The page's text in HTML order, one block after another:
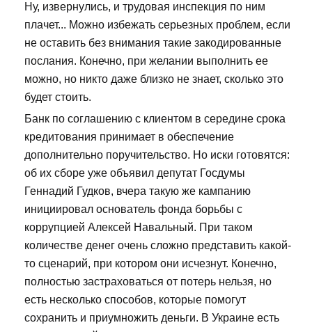
Ну, извернулись, и трудовая инспекция по ним
плачет... Можно избежать серьезных проблем, если
не оставить без внимания такие закодированные
послания. Конечно, при желании выполнить ее
можно, но никто даже близко не знает, сколько это
будет стоить.
Банк по соглашению с клиентом в середине срока
кредитования принимает в обеспечение
дополнительно поручительство. Но иски готовятся:
об их сборе уже объявил депутат Госдумы
Геннадий Гудков, вчера такую же кампанию
инициировал основатель фонда борьбы с
коррупцией Алексей Навальный. При таком
количестве денег очень сложно представить какой-
то сценарий, при котором они исчезнут. Конечно,
полностью застраховаться от потерь нельзя, но
есть несколько способов, которые помогут
сохранить и приумножить деньги. В Украине есть